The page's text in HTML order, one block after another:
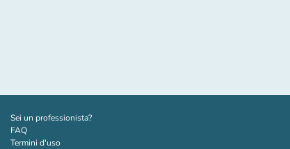
Sei un professionista?(nuova scheda)
FAQ
Termini d'uso